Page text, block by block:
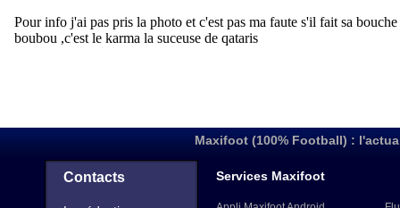
Maxifoot (100% Football) :
Contacts Services Maxifoot